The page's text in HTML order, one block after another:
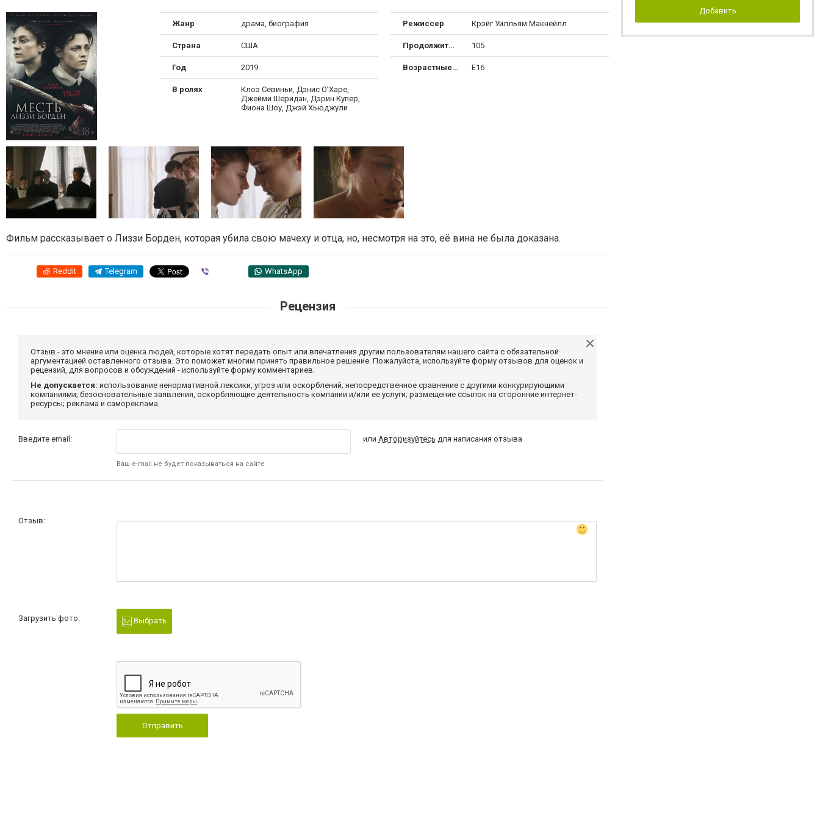
Жанр драма, биография
Страна США
Год 2019
В ролях
Клоэ Севиньи, Дэнис О’Харе,
Джейми Шеридан, Дэрин Купер,
Фиона Шоу, Джэй Хьюджули
Режиссер Крэйг Уилльям Макнейлл
Продолжительность 105
Возрастные ограничения Е16
Фильм рассказывает о Лиззи Борден, которая убила свою мачеху и отца, но, несмотря на это, её вина не была доказана.
Reddit Telegram WhatsApp
Рецензия
Отзыв - это мнение или оценка людей, которые хотят передать опыт или впечатления другим пользователям нашего сайта с обязательной
аргументацией оставленного отзыва. Это поможет многим принять правильное решение. Пожалуйста, используйте форму отзывов для оценок и
рецензий, для вопросов и обсуждений - используйте форму комментариев.
Не допускается: использование ненормативной лексики, угроз или оскорблений; непосредственное сравнение с другими конкурирующими
компаниями; безосновательные заявления, оскорбляющие деятельность компании и/или ее услуги; размещение ссылок на сторонние интернет-
ресурсы; реклама и самореклама.
Введите email:
Ваш e-mail не будет показываться на сайте
или Авторизуйтесь для написания отзыва
Отзыв:
Загрузить фото: Выбрать
Отправить
Добавить